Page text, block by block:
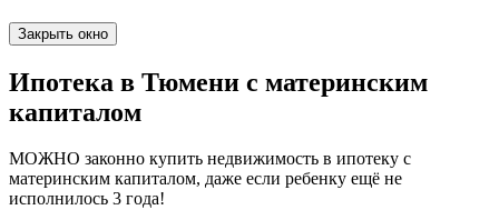
Закрыть окно
Ипотека в Тюмени с материнским
капиталом
МОЖНО законно купить недвижимость в ипотеку с
материнским капиталом, даже если ребенку ещё не
исполнилось 3 года!